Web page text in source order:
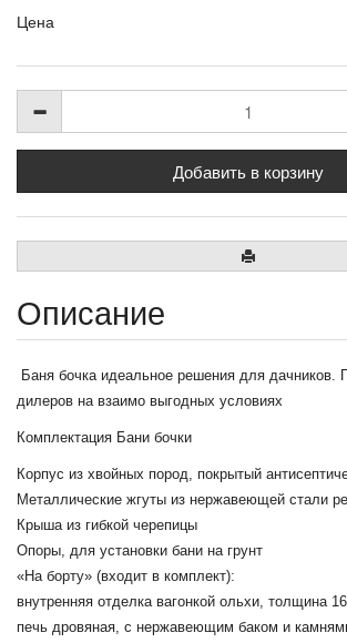
Цена
Описание
Баня бочка идеальное решения для дачников.
дилеров на взаимо выгодных условиях
Комплектация Бани бочки
Корпус из хвойных пород, покрытый
Металлические жгуты из нержавеющей стали
Крыша из гибкой черепицы
Опоры, для установки бани на грунт
«На борту» (входит в комплект):
внутренняя отделка вагонкой ольхи, толщина
печь дровяная, с нержавеющим баком и